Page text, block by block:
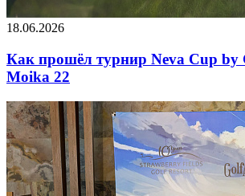
18.06.2026
Как прошёл турнир Neva Cup by
Moika 22